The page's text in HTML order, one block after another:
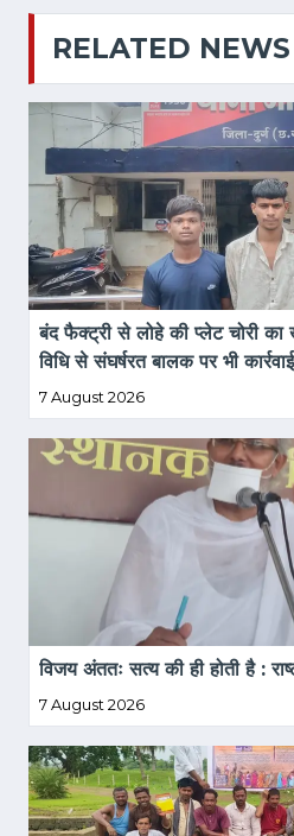
RELATED NEWS
बंद फैक्ट्री से लोहे की प्लेट चोरी का
विधि से संघर्षरत बालक पर भी कार्रवाई
7 August 2026
विजय अंततः सत्य की ही होती है :
7 August 2026